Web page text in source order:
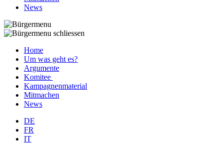
News
Home
Um was geht es?
Argumente
Komitee
Kampagnenmaterial
Mitmachen
News
DE
FR
IT